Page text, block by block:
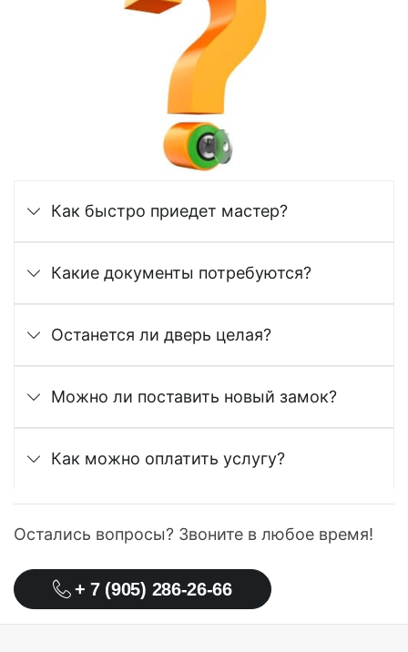
Как быстро приедет мастер?
Какие документы потребуются?
Останется ли дверь целая?
Можно ли поставить новый замок?
Как можно оплатить услугу?
Остались вопросы? Звоните в любое время!
+ 7 (905) 286-26-66